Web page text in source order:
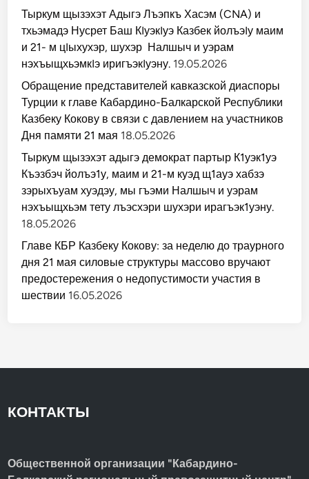
Тыркум щызэхэт Адыгэ Лъэпкъ Хасэм (CNA) и
тхьэмадэ Нусрет Баш КIуэкIуэ Казбек йолъэIу маим
и 21- м цIыхухэр, шухэр Налшыч и уэрам
нэхъыщхьэмкIэ иригъэкIуэну. 19.05.2026
Обращение представителей кавказской диаспоры
Турции к главе Кабардино-Балкарской Республики
Казбеку Кокову в связи с давлением на участников
Дня памяти 21 мая 18.05.2026
Тыркум щызэхэт адыгэ демократ партыр К1уэк1уэ
Къэзбэч йолъэ1у, маим и 21-м куэд щ1ауэ хабзэ
зэрыхъуам хуэдэу, мы гъэми Налшыч и уэрам
нэхъыщхьэм тету лъэсхэри шухэри ирагъэк1уэну.
18.05.2026
Главе КБР Казбеку Кокову: за неделю до траурного
дня 21 мая силовые структуры массово вручают
предостережения о недопустимости участия в
шествии 16.05.2026
КОНТАКТЫ
Общественной организации "Кабардино-